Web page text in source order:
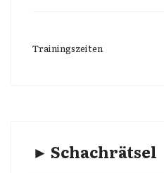
Trainingszeiten
► Schachrätsel